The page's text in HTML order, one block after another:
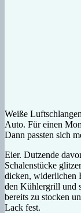
Weiße
Auto. Für einen
Dann passten sich
Eier. Dutzende
Schalenstücke
dicken, widerlichen
den Kühlergrill und
bereits zu stocken
Lack fest.